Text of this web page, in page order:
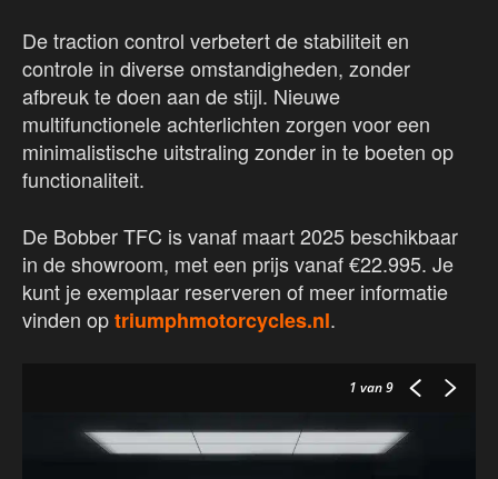
De traction control verbetert de stabiliteit en
controle in diverse omstandigheden, zonder
afbreuk te doen aan de stijl. Nieuwe
multifunctionele achterlichten zorgen voor een
minimalistische uitstraling zonder in te boeten op
functionaliteit.
De Bobber TFC is vanaf maart 2025 beschikbaar
in de showroom, met een prijs vanaf €22.995. Je
kunt je exemplaar reserveren of meer informatie
vinden optriumphmotorcycles.nl.
1 van 9